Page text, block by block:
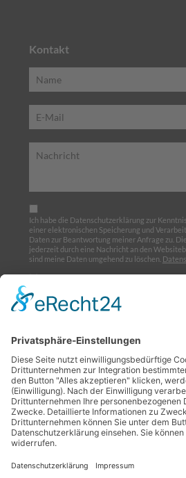
Kontakt
Ich habe die Datenschutzerklärung zur
einer elektronischen Speicherung und
Daten zur Beantwortung meiner Anfrage zu.
jederzeit durch eine Nachricht an den
sind meine Daten umgehend zu löschen.
Home
Über uns
Ausbildung
Termine
Links